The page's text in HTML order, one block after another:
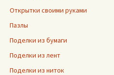
Открытки своими руками
Пазлы
Поделки из бумаги
Поделки из лент
Поделки из ниток